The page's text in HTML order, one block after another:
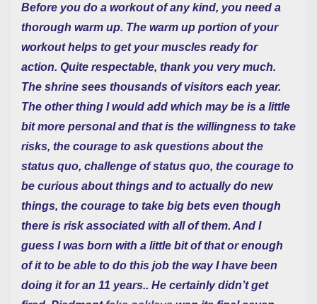
Before you do a workout of any kind, you need a
thorough warm up. The warm up portion of your
workout helps to get your muscles ready for
action. Quite respectable, thank you very much.
The shrine sees thousands of visitors each year.
The other thing I would add which may be is a little
bit more personal and that is the willingness to take
risks, the courage to ask questions about the
status quo, challenge of status quo, the courage to
be curious about things and to actually do new
things, the courage to take big bets even though
there is risk associated with all of them. And I
guess I was born with a little bit of that or enough
of it to be able to do this job the way I have been
doing it for an 11 years.. He certainly didn’t get